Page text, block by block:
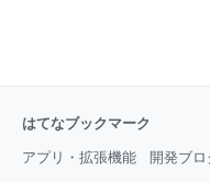
はてなブックマーク
アプリ・拡張機能 開発ブロ